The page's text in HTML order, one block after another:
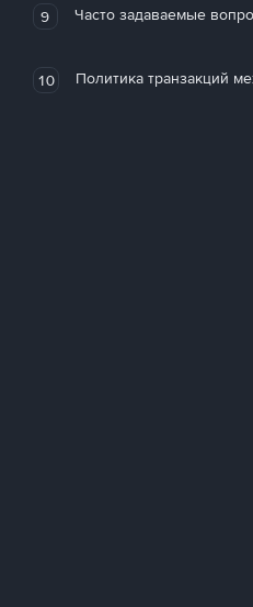
9 Часто задаваемые
10 Политика транзакций